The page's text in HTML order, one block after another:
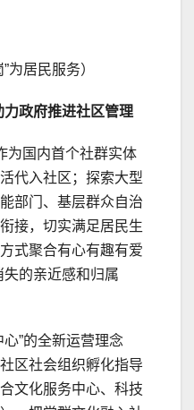
为居民服务）
力政府推进社区管理
为国内首个社群实体
代入社区；探索大型
部门、基层群众自治
接，切实满足居民生
式聚合有心有趣有爱
失的亲近感和归属
心”的全新运营理念
区社会组织孵化指导
文化服务中心、科技